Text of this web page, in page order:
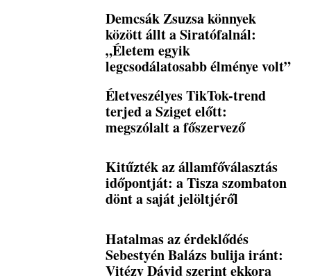
Demcsák Zsuzsa könnyek
között állt a Siratófalnál:
„Életem egyik
legcsodálatosabb élménye volt”
Életveszélyes TikTok-trend
terjed a Sziget előtt:
megszólalt a főszervező
Kitűzték az államfőválasztás
időpontját: a Tisza szombaton
dönt a saját jelöltjéről
Hatalmas az érdeklődés
Sebestyén Balázs bulija iránt:
Vitézy Dávid szerint ekkora